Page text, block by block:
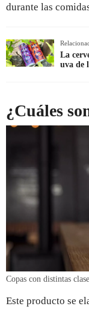
durante las
La
uva de
¿Cuáles
Copas con distintas
Este producto se